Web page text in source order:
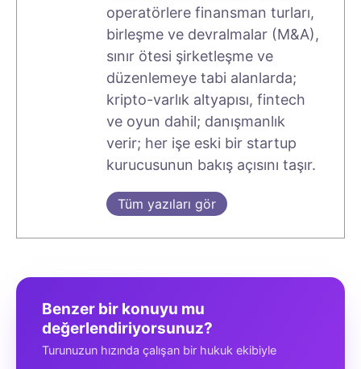
operatörlere finansman turları,
birleşme ve devralmalar (M&A),
sınır ötesi şirketleşme ve
düzenlemeye tabi alanlarda;
kripto-varlık altyapısı, fintech
ve oyun dahil; danışmanlık
verir; her işe eski bir startup
kurucusunun bakış açısını taşır.
Tüm yazıları gör
Benzer bir konuyu mu
değerlendiriyorsunuz?
Turunuzun hızında çalışan bir hukuk ekibiyle